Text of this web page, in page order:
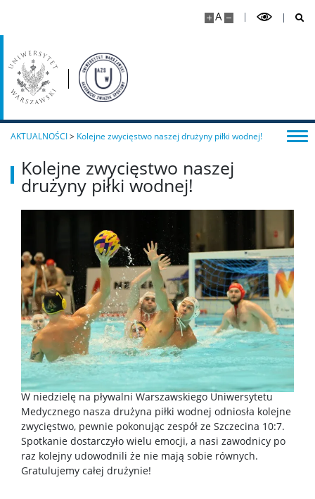
A
AKTUALNOŚCI> Kolejne zwycięstwo naszej drużyny piłki wodnej!
Kolejne zwycięstwo naszej
drużyny piłki wodnej!
W niedzielę na pływalni Warszawskiego Uniwersytetu
Medycznego nasza drużyna piłki wodnej odniosła kolejne
zwycięstwo, pewnie pokonując zespół ze Szczecina 10:7.
Spotkanie dostarczyło wielu emocji, a nasi zawodnicy po
raz kolejny udowodnili że nie mają sobie równych.
Gratulujemy całej drużynie!